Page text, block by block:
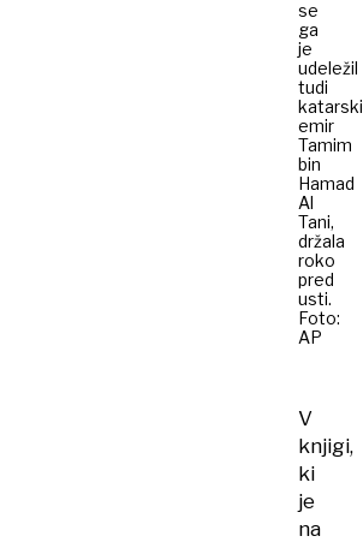
se
ga
je
udeležil
tudi
katarski
emir
Tamim
bin
Hamad
Al
Tani,
držala
roko
pred
usti.
Foto:
AP
V
knjigi,
ki
je
na